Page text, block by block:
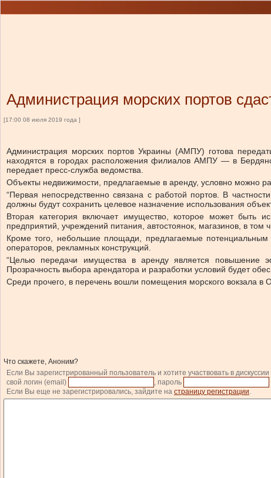
Администрация морских портов
[17:00 08 июля 2019 года ]
Администрация морских портов Украины (АМПУ) готова
находятся в городах расположения филиалов АМПУ — в
передает пресс-служба ведомства.
Объекты недвижимости, предлагаемые в аренду, условно можно
“Первая непосредственно связана с работой портов. В
должны будут сохранить целевое назначение использования
Вторая категория включает имущество, которое может быть
предприятий, учреждений питания, автостоянок, магазинов, в
Кроме того, небольшие площади, предлагаемые потенциальным
операторов, рекламных конструкций.
“Целью передачи имущества в аренду является повышение
Прозрачность выбора арендатора и разработки условий будет
Среди прочего, в перечень вошли помещения морского вокзала
Что скажете, Аноним?
Если Вы зарегистрированный пользователь и хотите участвовать в
свой логин (email)
, пароль
Если Вы еще не зарегистрировались, зайдите на страницу регистрации.